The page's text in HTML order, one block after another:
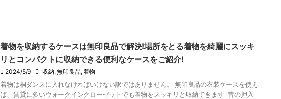
着物を収納するケースは無印良品で解決!場所をとる着物を綺麗にスッキ
リとコンパクトに収納できる便利なケースをご紹介!
2024/5/9 収納, 無印良品, 着物
着物は桐ダンスに入れなければいけない訳ではありません。 無印良品の衣装ケースを使え
ば、賃貸に多いウォークインクローゼットでも着物をスッキリと収納できます! 昔の押入